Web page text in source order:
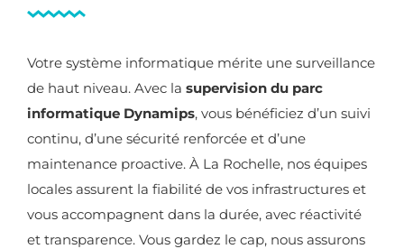
Votre système informatique mérite une surveillance
de haut niveau. Avec la supervision du parc
informatique Dynamips, vous bénéficiez d’un suivi
continu, d’une sécurité renforcée et d’une
maintenance proactive. À La Rochelle, nos équipes
locales assurent la fiabilité de vos infrastructures et
vous accompagnent dans la durée, avec réactivité
et transparence. Vous gardez le cap, nous assurons